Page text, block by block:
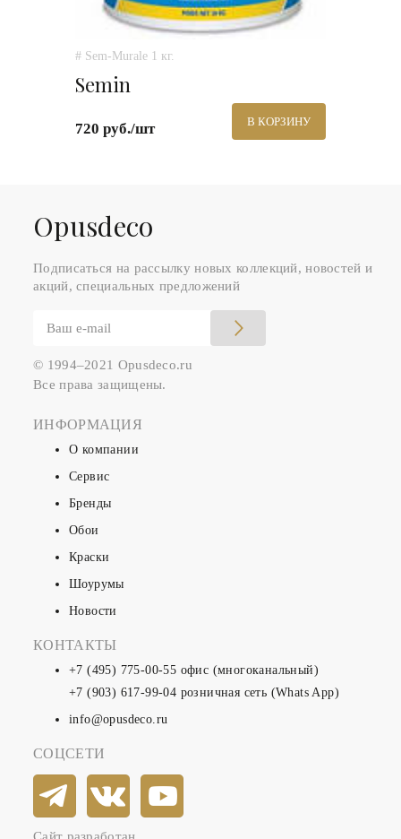
# Sem-Murale 1 кг.
Semin
720 руб./шт В КОРЗИНУ
Оpusdeco
Подписаться на рассылку новых коллекций, новостей и
акций, специальных предложений
© 1994–2021 Opusdeco.ru
Все права защищены.
ИНФОРМАЦИЯ
О компании
Сервис
Бренды
Обои
Краски
Шоурумы
Новости
КОНТАКТЫ
+7 (495) 775-00-55 офис (многоканальный)
+7 (903) 617-99-04 розничная сеть (Whats App)
info@opusdeco.ru
СОЦСЕТИ